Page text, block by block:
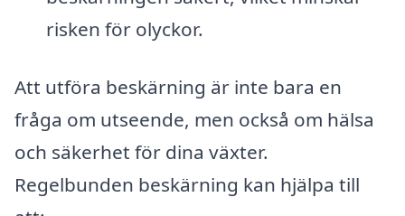
risken för olyckor.
Att utföra beskärning är inte bara en
fråga om utseende, men också om hälsa
och säkerhet för dina växter.
Regelbunden beskärning kan hjälpa till